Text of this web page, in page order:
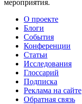
мероприятия.
О проекте
Блоги
События
Конференции
Статьи
Исследования
Глоссарий
Подписка
Реклама на сайте
Обратная связь